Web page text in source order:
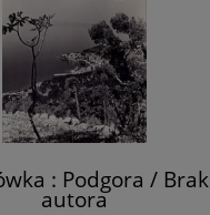
: Podgora / Brak
autora